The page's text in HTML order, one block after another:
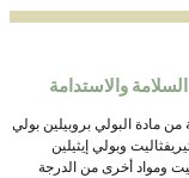
والاستدامة
البولي بروبيلين بولي
وبولي إيثيلين
ومواد أخرى من الدرجة